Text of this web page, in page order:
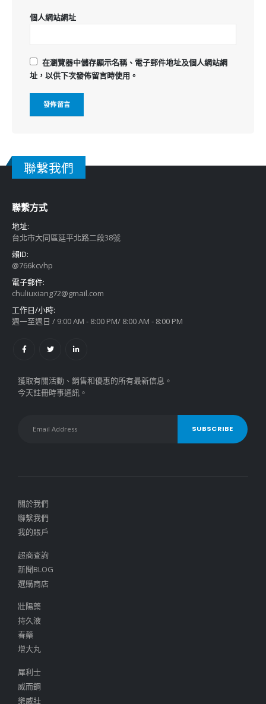
個人網站網址
在瀏覽器中儲存顯示名稱、電子郵件地址及個人網站網
址，以供下次發佈留言時使用。
聯繫我們
聯繫方式
地址:
台北市大同區延平北路二段38號
賴ID:
@766kcvhp
電子郵件:
chuliuxiang72@gmail.com
工作日/小時:
週一至週日 / 9:00 AM - 8:00 PM/ 8:00 AM - 8:00 PM
獲取有關活動、銷售和優惠的所有最新信息。
今天註冊時事通訊。
關於我們
聯繫我們
我的賬戶
超商查詢
新聞BLOG
選購商店
壯陽藥
持久液
春藥
增大丸
犀利士
威而鋼
樂威壯